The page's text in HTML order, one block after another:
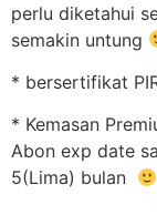
perlu diketahui
semakin untung
* bersertifikat
* Kemasan
Abon exp date
5(Lima) bulan